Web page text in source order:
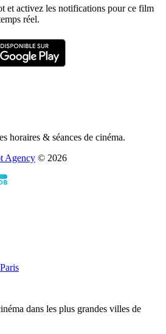
et activez les notifications pour ce film
réel.
horaires & séances de cinéma.
Agency © 2026
dans les plus grandes villes de